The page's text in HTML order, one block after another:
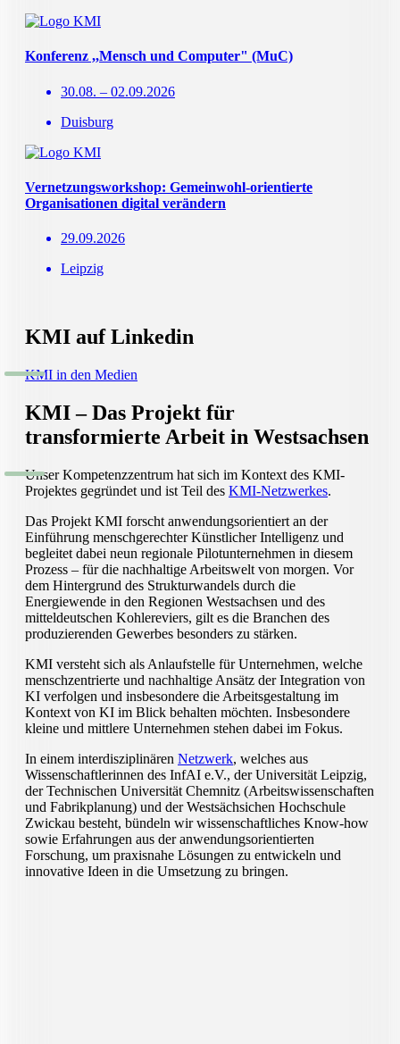
Konferenz ,,Mensch und Computer" (MuC)
30.08. – 02.09.2026
Duisburg
Vernetzungsworkshop: Gemeinwohl-orientierte
Organisationen digital verändern
29.09.2026
Leipzig
KMI auf Linkedin
KMI in den Medien
KMI – Das Projekt für
transformierte Arbeit in Westsachsen
Unser Kompetenzzentrum hat sich im Kontext des KMI-
Projektes gegründet und ist Teil des KMI-Netzwerkes.
Das Projekt KMI forscht anwendungsorientiert an der
Einführung menschgerechter Künstlicher Intelligenz und
begleitet dabei neun regionale Pilotunternehmen in diesem
Prozess – für die nachhaltige Arbeitswelt von morgen. Vor
dem Hintergrund des Strukturwandels durch die
Energiewende in den Regionen Westsachsen und des
mitteldeutschen Kohlereviers, gilt es die Branchen des
produzierenden Gewerbes besonders zu stärken.
KMI versteht sich als Anlaufstelle für Unternehmen, welche
menschzentrierte und nachhaltige Ansätz der Integration von
KI verfolgen und insbesondere die Arbeitsgestaltung im
Kontext von KI im Blick behalten möchten. Insbesondere
kleine und mittlere Unternehmen stehen dabei im Fokus.
In einem interdisziplinären Netzwerk, welches aus
Wissenschaftlerinnen des InfAI e.V., der Universität Leipzig,
der Technischen Universität Chemnitz (Arbeitswissenschaften
und Fabrikplanung) und der Westsächsichen Hochschule
Zwickau besteht, bündeln wir wissenschaftliches Know-how
sowie Erfahrungen aus der anwendungsorientierten
Forschung, um praxisnahe Lösungen zu entwickeln und
innovative Ideen in die Umsetzung zu bringen.